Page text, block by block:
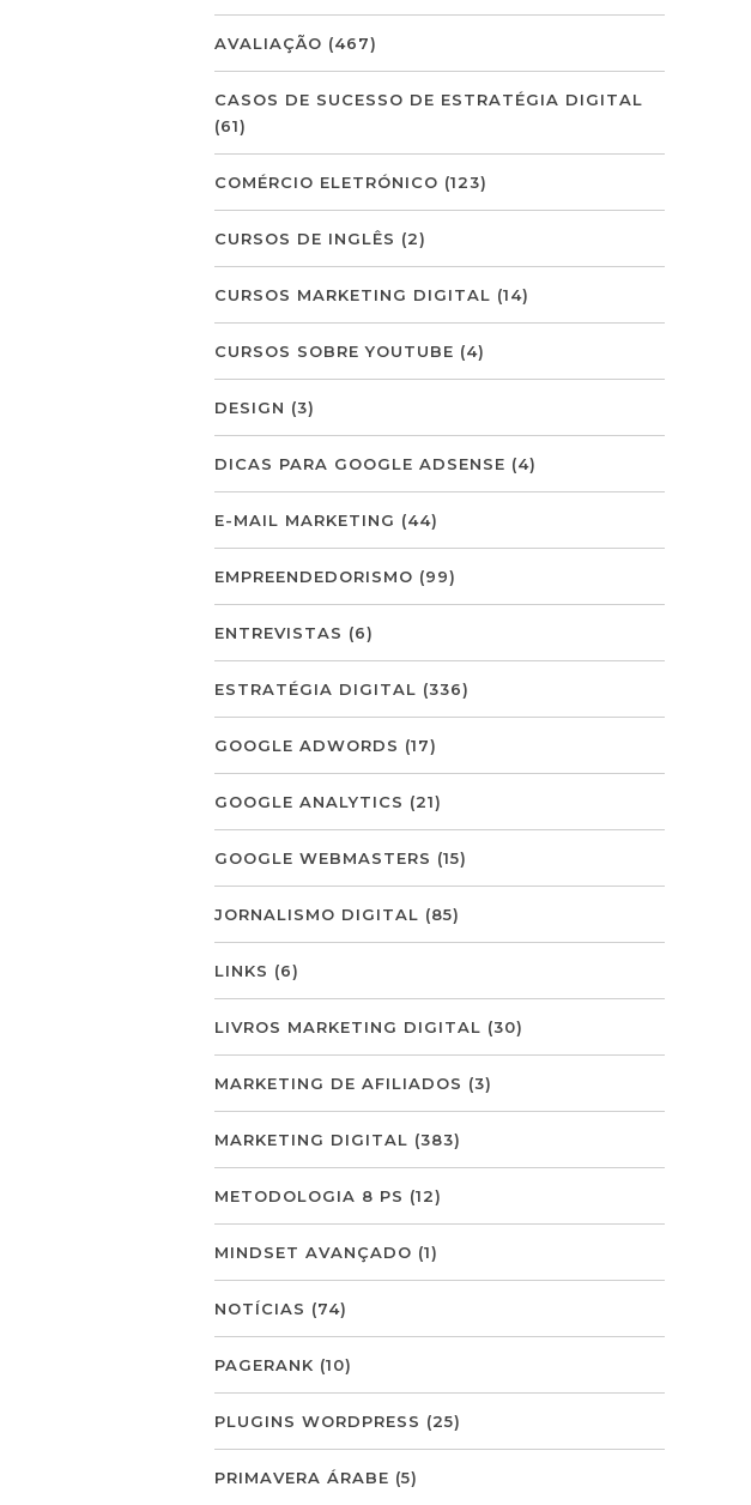
AVALIAÇÃO (467)
CASOS DE SUCESSO DE ESTRATÉGIA DIGITAL
(61)
COMÉRCIO ELETRÓNICO (123)
CURSOS DE INGLÊS (2)
CURSOS MARKETING DIGITAL (14)
CURSOS SOBRE YOUTUBE (4)
DESIGN (3)
DICAS PARA GOOGLE ADSENSE (4)
E-MAIL MARKETING (44)
EMPREENDEDORISMO (99)
ENTREVISTAS (6)
ESTRATÉGIA DIGITAL (336)
GOOGLE ADWORDS (17)
GOOGLE ANALYTICS (21)
GOOGLE WEBMASTERS (15)
JORNALISMO DIGITAL (85)
LINKS (6)
LIVROS MARKETING DIGITAL (30)
MARKETING DE AFILIADOS (3)
MARKETING DIGITAL (383)
METODOLOGIA 8 PS (12)
MINDSET AVANÇADO (1)
NOTÍCIAS (74)
PAGERANK (10)
PLUGINS WORDPRESS (25)
PRIMAVERA ÁRABE (5)